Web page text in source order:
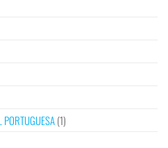
PORTUGUESA(1)